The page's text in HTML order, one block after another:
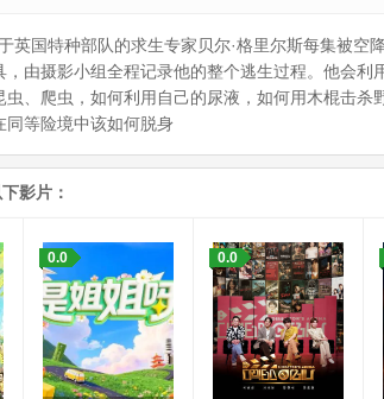
特种部队的求生专家贝尔·格里尔斯每集被空
由摄影小组全程记录他的整个逃生过程。他会
、爬虫，如何利用自己的尿液，如何用木棍击
同等险境中该如何脱身
影片：
0.0 0.0